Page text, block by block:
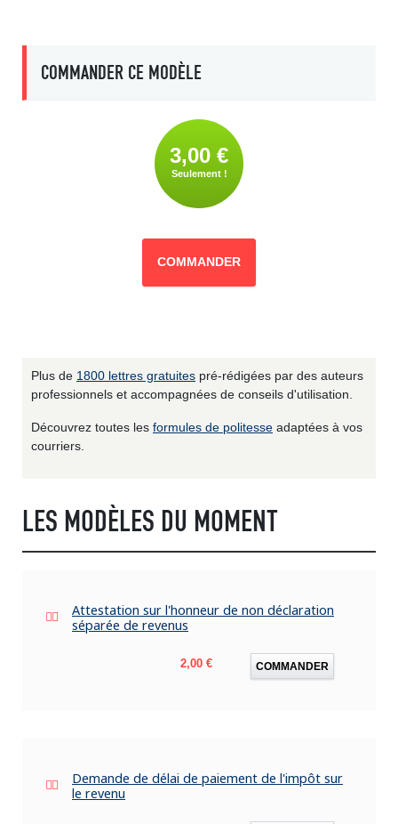
COMMANDER CE MODÈLE
3,00 €
Seulement !
COMMANDER
Plus de 1800 lettres gratuites pré-rédigées par des auteurs
professionnels et accompagnées de conseils d'utilisation.
Découvrez toutes les formules de politesse adaptées à vos
courriers.
LES MODÈLES DU MOMENT
Attestation sur l'honneur de non déclaration
séparée de revenus
Prix
2,00 € COMMANDER
Demande de délai de paiement de l'impôt sur
le revenu